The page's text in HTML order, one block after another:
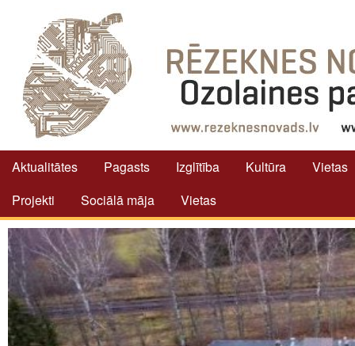
Aktualitātes Pagasts Izglītība Kultūra
Vietas
Projekti
Sociālā māja Vietas